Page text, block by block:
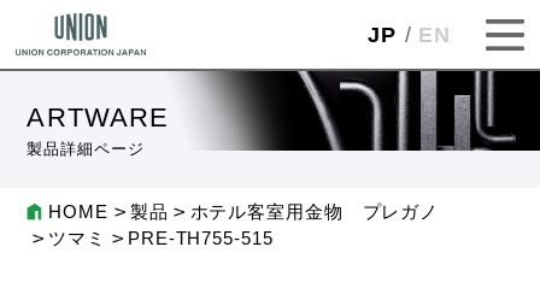
JP EN
ARTWARE
製品詳細ページ
HOME 製品
ホテル客室用金物 プレガノ
ツマミ
PRE-TH755-515